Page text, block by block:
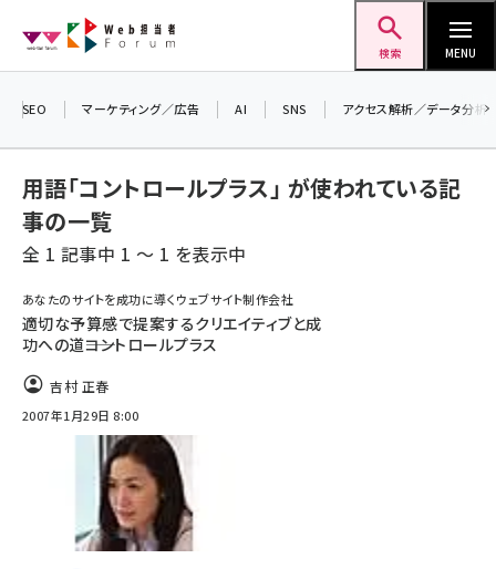
ン
検索 MENU
seo (3532)
ai (2814)
youtube (2441)
セミナー (2310)
z世代 (1623)
meo (1277)
llmo (1167)
SEO マーケティング／広告 AI SNS アクセス解析／データ分析
用語「コントロールプラス」 が使われている記
事の一覧
全 1 記事中 1 ～ 1 を表示中
あなたのサイトを成功に導くウェブサイト制作会社
適切な予算感で提案するクリエイティブと成
功への道――コントロールプラス
吉村 正春
2007年1月29日 8:00
＼ 8月27日開催、申し込み受付中！ ／
生成AIをマーケティング等に活用するための
考え方を学べるセミナーイベント「生成AI ×
マーケティング フォーラム 2026」開催！
▼申し込みはこちらから▼